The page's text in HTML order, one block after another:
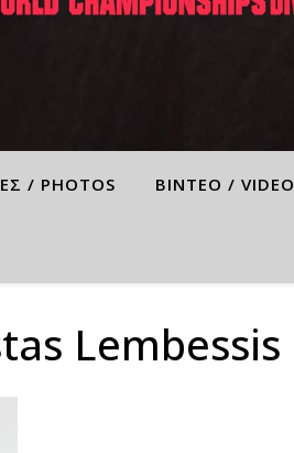
/ PHOTOS ΒΙΝΤΕΟ / VIDEO
Lembessis